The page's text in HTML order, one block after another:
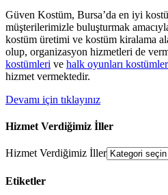
Güven Kostüm, Bursa’da en iyi
müşterilerimizle buluşturmak
kostüm üretimi ve kostüm kiralama
olup, organizasyon hizmetleri de
kostümleri ve halk oyunları
hizmet vermektedir.
Devamı için tıklayınız
Hizmet Verdiğimiz İller
Hizmet Verdiğimiz İller
Etiketler